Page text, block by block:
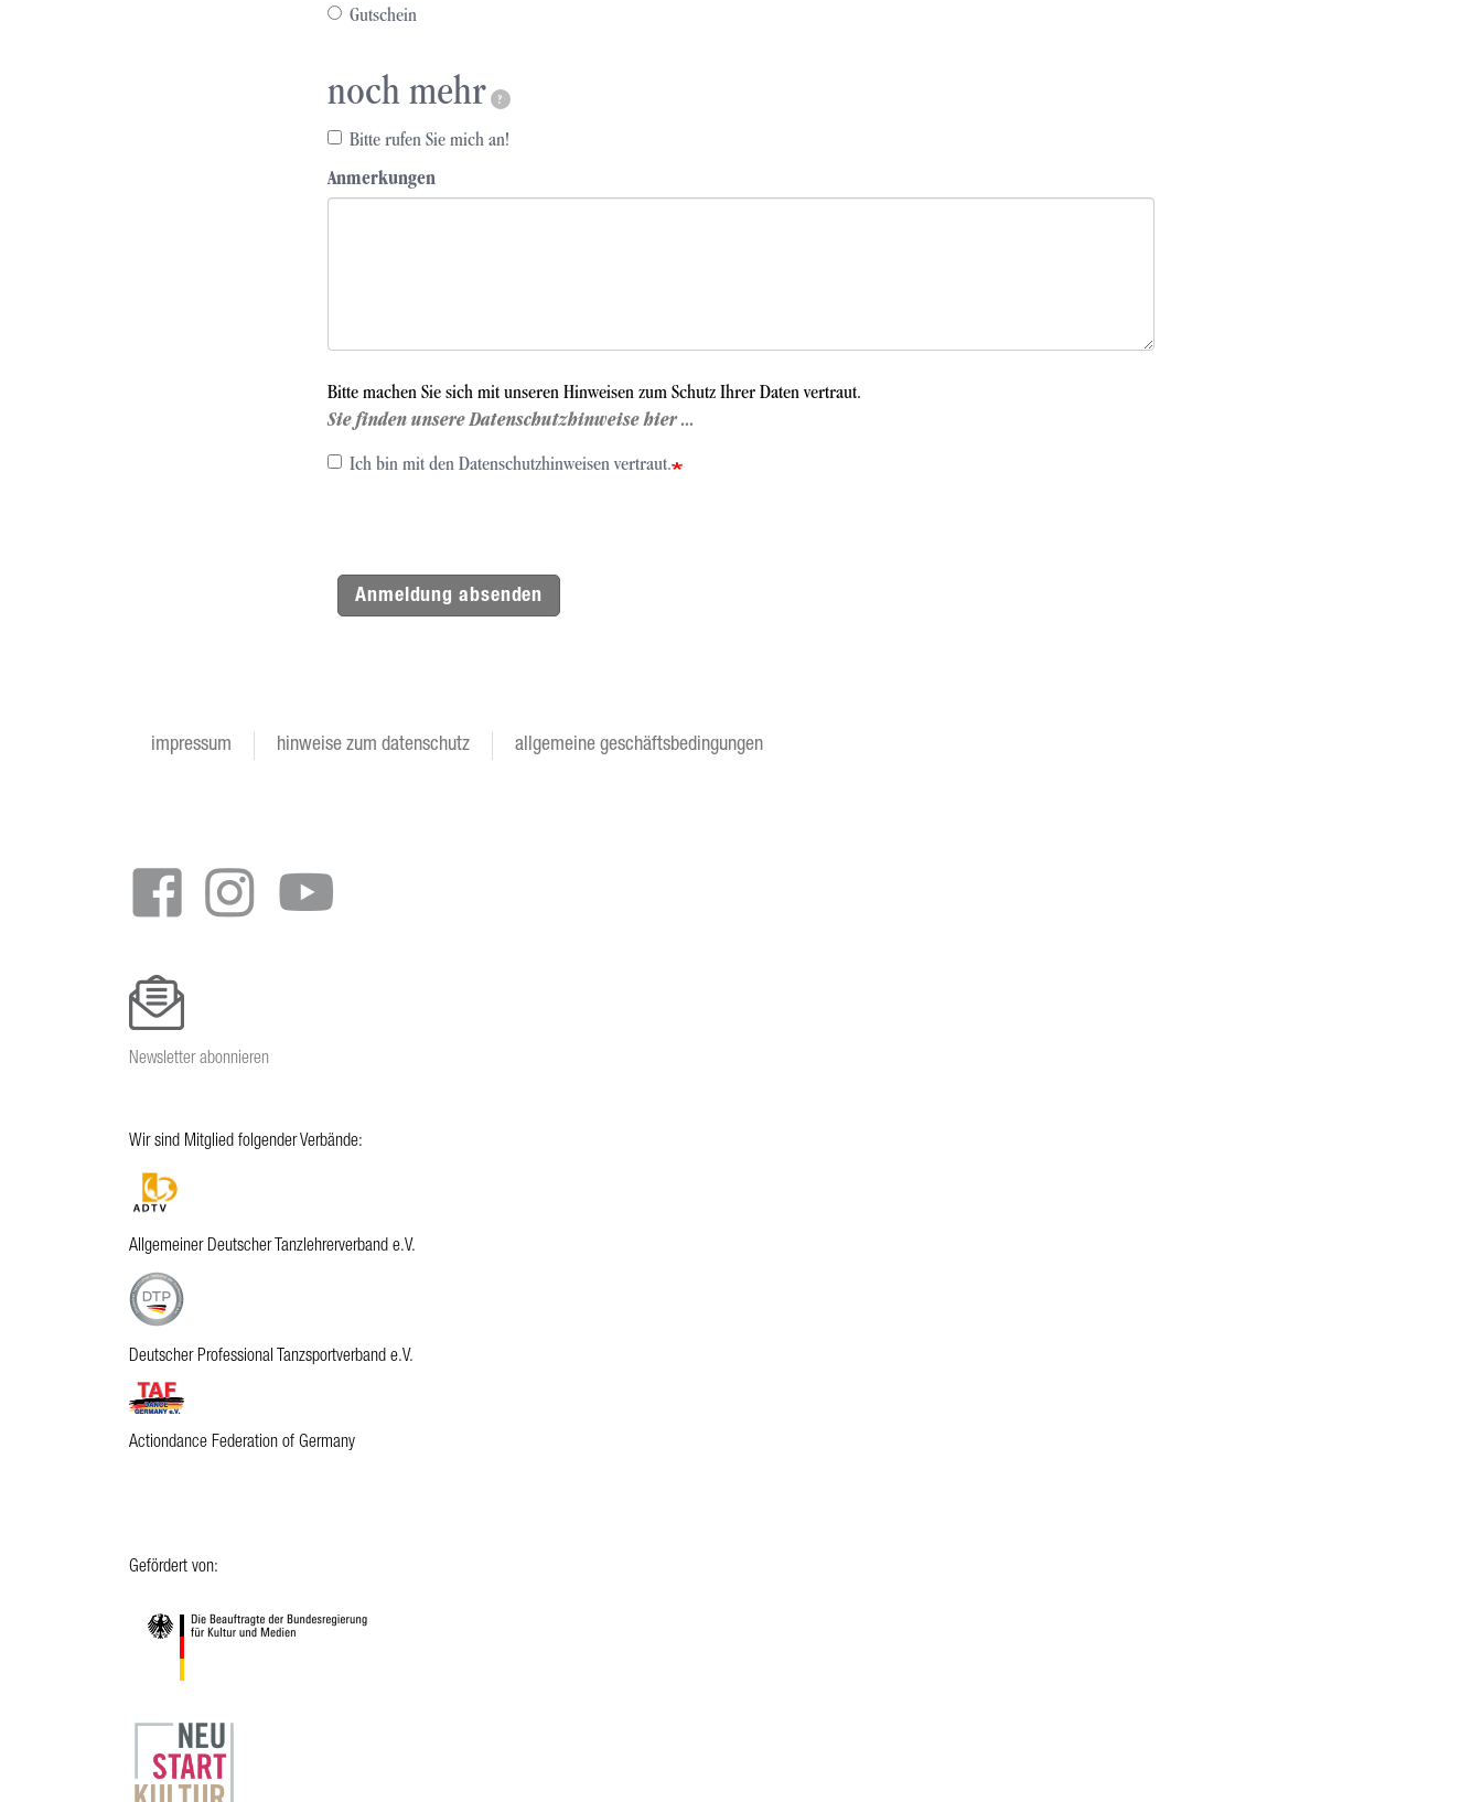
Gutschein
noch mehr ?
Bitte rufen Sie mich an!
Anmerkungen
Bitte machen Sie sich mit unseren Hinweisen zum Schutz Ihrer Daten vertraut.
Sie finden unsere Datenschutzhinweise hier ...
Ich bin mit den Datenschutzhinweisen vertraut.
Anmeldung absenden
impressum hinweise zum datenschutz allgemeine geschäftsbedingungen
Newsletter abonnieren
Wir sind Mitglied folgender Verbände:
Allgemeiner Deutscher Tanzlehrerverband e.V.
Deutscher Professional Tanzsportverband e.V.
Actiondance Federation of Germany
Gefördert von: